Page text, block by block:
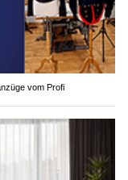
vom Profi